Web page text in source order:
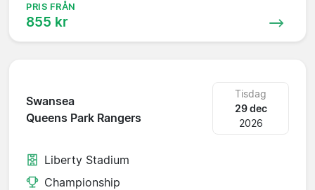
PRIS FRÅN
855 kr
Swansea
Queens Park Rangers
Tisdag
29 dec
2026
Liberty Stadium
Championship